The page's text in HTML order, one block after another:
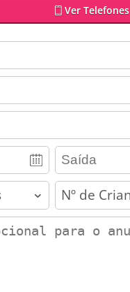
Ver Telefones
children